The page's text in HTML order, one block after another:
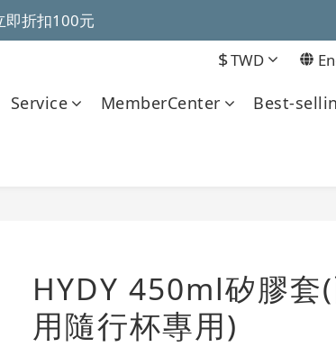
運~
即折扣100元
$TWD
Service MemberCenter
Best-
HYDY 450ml矽膠套
用隨行杯專用)